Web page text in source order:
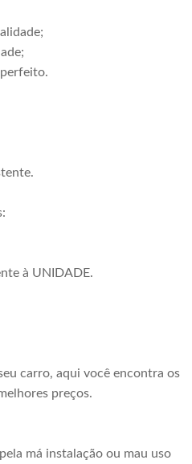
à UNIDADE.
carro, aqui você encontra os
preços.
má instalação ou mau uso